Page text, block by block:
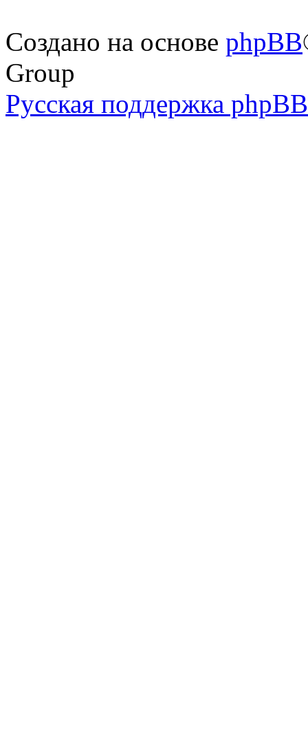
Создано на основе phpBB
Group
Русская поддержка phpBB